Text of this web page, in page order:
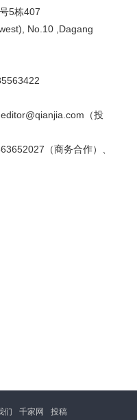
5栋407
No.10 ,Dagang
（投
（商务合作）、
们 千家网 投稿